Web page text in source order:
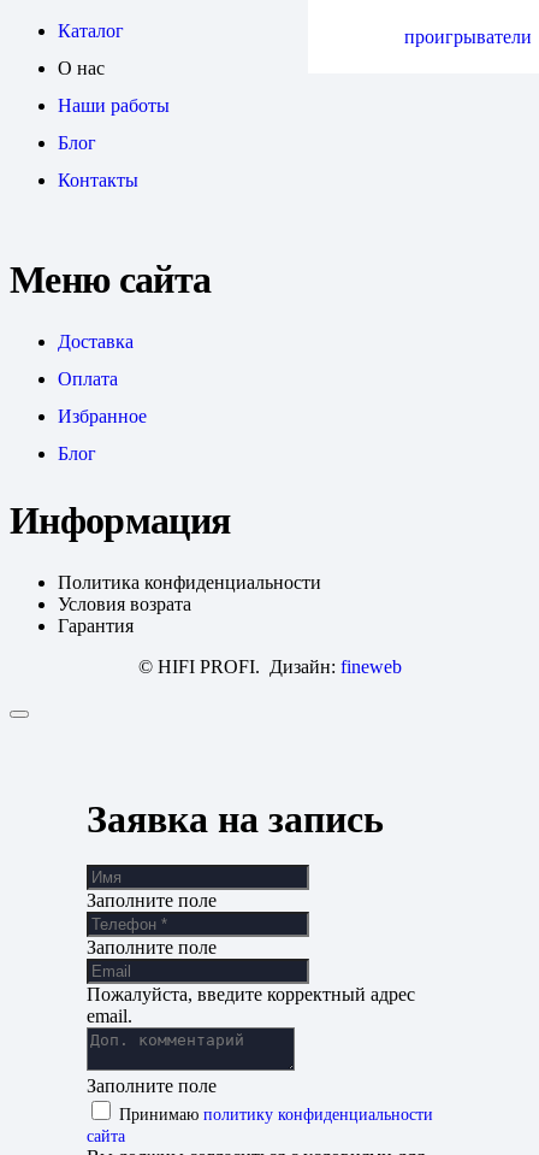
проигрыватели
Каталог
О нас
Наши работы
Блог
Контакты
Меню сайта
Доставка
Оплата
Избранное
Блог
Информация
Политика конфиденциальности
Условия возрата
Гарантия
© HIFI PROFI. Дизайн: fineweb
Заявка на запись
Заполните поле
Заполните поле
Пожалуйста, введите корректный адрес
email.
Заполните поле
Принимаю политику конфиденциальности
сайта